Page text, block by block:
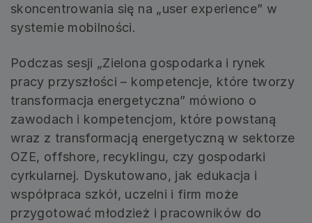
skoncentrowania się na „user experience” w
systemie mobilności.
Podczas sesji „Zielona gospodarka i rynek
pracy przyszłości – kompetencje, które tworzy
transformacja energetyczna” mówiono o
zawodach i kompetencjom, które powstaną
wraz z transformacją energetyczną w sektorze
OZE, offshore, recyklingu, czy gospodarki
cyrkularnej. Dyskutowano, jak edukacja i
współpraca szkół, uczelni i firm może
przygotować młodzież i pracowników do